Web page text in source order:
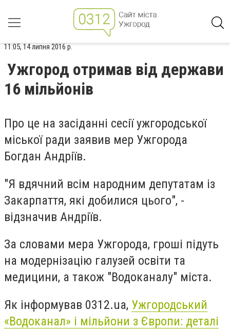
11:05, 14 липня 2016 р.
Ужгород отримав від держави
16 мільйонів
Про це на засіданні сесії ужгородської
міської ради заявив мер Ужгорода
Богдан Андріїв.
"Я вдячний всім народним депутатам із
Закарпаття, які добилися цього", -
відзначив Андріїв.
За словами мера Ужгорода, гроші підуть
на модернізацію галузей освіти та
медицини, а також "Водоканалу" міста.
Як інформував 0312.ua, Ужгородський
«Водоканал» і мільйони з Європи: деталі